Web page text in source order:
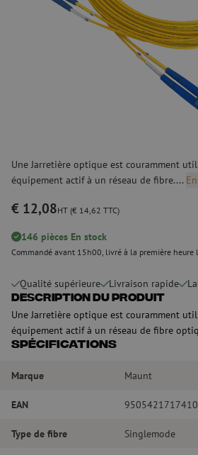
Une Jarretière optique est couramment
équipement actif à un réseau de fibre....
€ 12,08HT (€ 14,62 TTC)
146 pièces En stock
Commandé avant 15h00, livré à la première heure
Qualité supérieure Livraison rapide
Description du produit
Une Jarretière optique est couramment
équipement actif à un réseau de fibre
Spécifications
Marque Maunt
EAN 9505421717410
Type de fibre Singlemode